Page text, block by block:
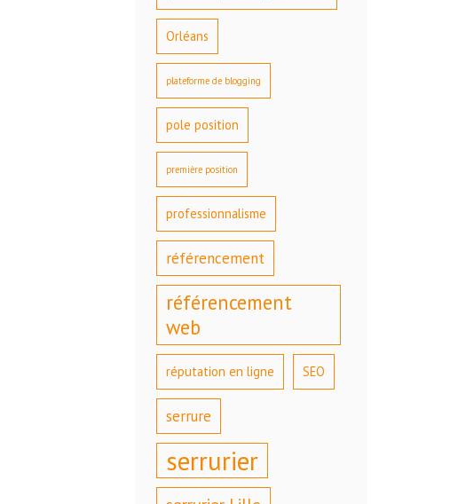
Orléans
plateforme de blogging
pole position
première position
professionnalisme
référencement
référencement
web
réputation en ligne SEO
serrure
serrurier